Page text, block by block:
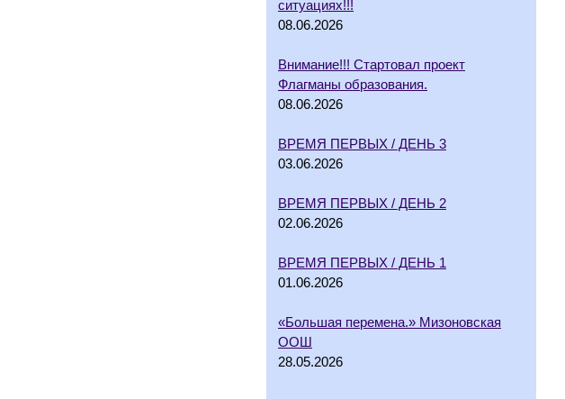
ситуациях!!!
08.06.2026
Внимание!!! Стартовал проект
Флагманы образования.
08.06.2026
ВРЕМЯ ПЕРВЫХ / ДЕНЬ 3
03.06.2026
ВРЕМЯ ПЕРВЫХ / ДЕНЬ 2
02.06.2026
ВРЕМЯ ПЕРВЫХ / ДЕНЬ 1
01.06.2026
«Большая перемена.» Мизоновская
ООШ
28.05.2026